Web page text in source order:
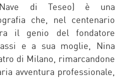
di Teseo) è una
che, nel centenario
il genio del fondatore
e a sua moglie, Nina
di Milano, rimarcandone
avventura professionale,